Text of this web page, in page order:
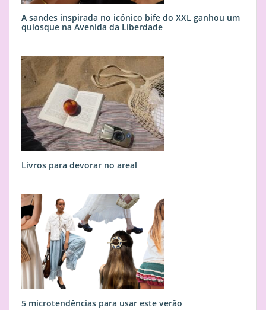
A sandes inspirada no icónico bife do XXL ganhou um
quiosque na Avenida da Liberdade
Livros para devorar no areal
5 microtendências para usar este verão